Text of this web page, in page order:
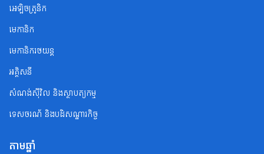
អេឡិចត្រូនិក
មេកានិក
មេកានិករថយន្ត
អគ្គិសនី
សំណង់ស៊ីវិល និងស្ថាបត្យកម្ម
ទេសចរណ័ និងបដិសណ្ឋារកិច្ច
តាមឆ្នាំ